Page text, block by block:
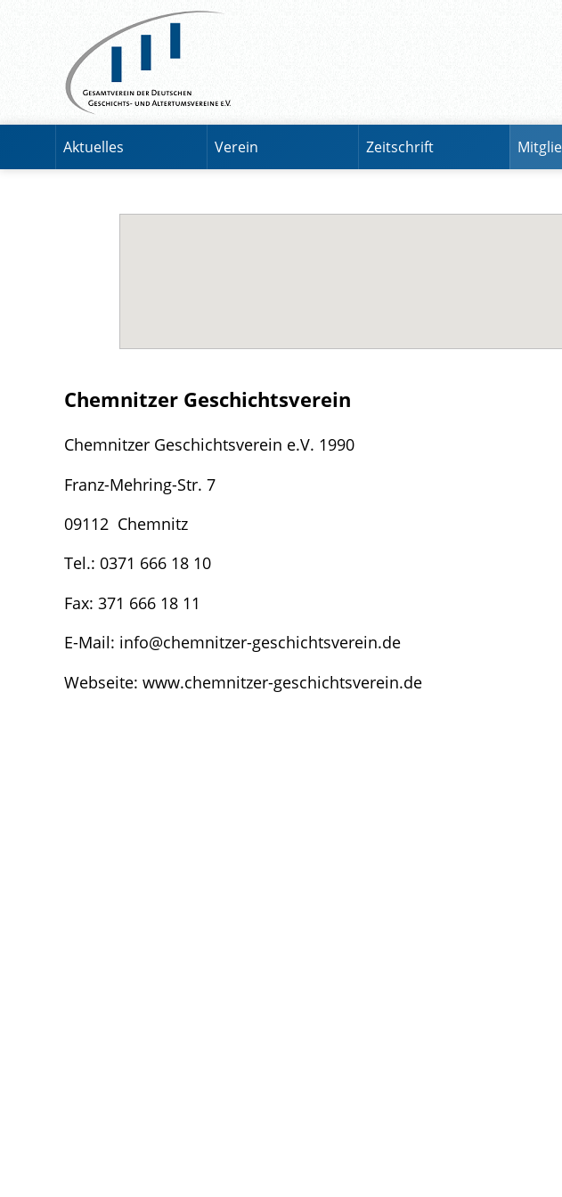
Aktuelles Verein Zeitschrift
Chemnitzer Geschichtsverein
Chemnitzer Geschichtsverein e.V. 1990
Franz-Mehring-Str. 7
09112 Chemnitz
Tel.: 0371 666 18 10
Fax: 371 666 18 11
E-Mail: info@chemnitzer-geschichtsverein.de
Webseite: www.chemnitzer-geschichtsverein.de